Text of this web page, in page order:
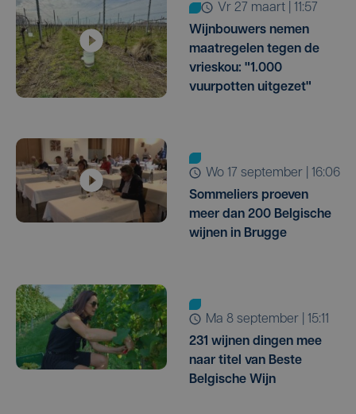
vr 27 maart | 11:57
Wijnbouwers nemen
maatregelen tegen de
vrieskou: "1.000
vuurpotten uitgezet"
wo 17 september | 16:06
Sommeliers proeven
meer dan 200 Belgische
wijnen in Brugge
ma 8 september | 15:11
231 wijnen dingen mee
naar titel van Beste
Belgische Wijn